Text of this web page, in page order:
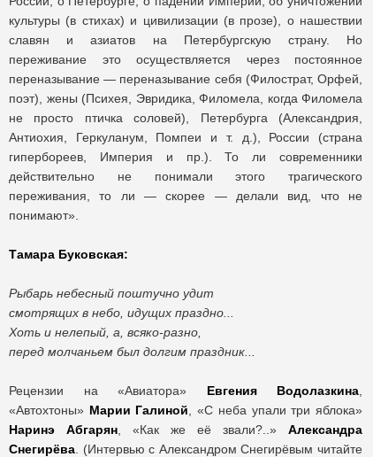
культуры (в стихах) и цивилизации (в прозе), о нашествии
славян и азиатов на Петербургскую страну. Но
переживание это осуществляется через постоянное
переназывание — переназывание себя (Филострат, Орфей,
поэт), жены (Психея, Эвридика, Филомела, когда Филомела
не просто птичка соловей), Петербурга (Александрия,
Антиохия, Геркуланум, Помпеи и т. д.), России (страна
гипербореев, Империя и пр.). То ли современники
действительно не понимали этого трагического
переживания, то ли — скорее — делали вид, что не
понимают».
Тамара Буковская:
Рыбарь небесный поштучно удит
смотрящих в небо, идущих праздно...
Хоть и нелепый, а, всяко-разно,
перед молчаньем был долгим праздник...
Рецензии на «Авиатора» Евгения Водолазкина
«Автохтоны» Марии Галиной , «C неба упали три яблока»
Наринэ Абгарян , «Как же её звали?..» Александра
Снегирёва . (Интервью с Александром Снегирёвым читайте